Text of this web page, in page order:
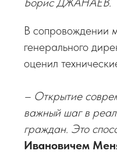
В сопровождении
генерального
оценил
– Открытие
важный шаг в
граждан. Это
Ивановичем